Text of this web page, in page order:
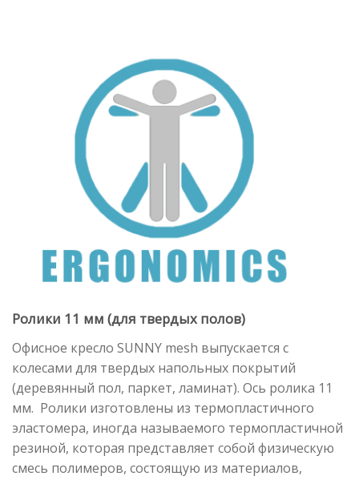
Ролики 11 мм (для твердых полов)
Офисное кресло SUNNY mesh выпускается с
колесами для твердых напольных покрытий
(деревянный пол, паркет, ламинат). Ось ролика 11
мм. Ролики изготовлены из термопластичного
эластомера, иногда называемого термопластичной
резиной, которая представляет собой физическую
смесь полимеров, состоящую из материалов,